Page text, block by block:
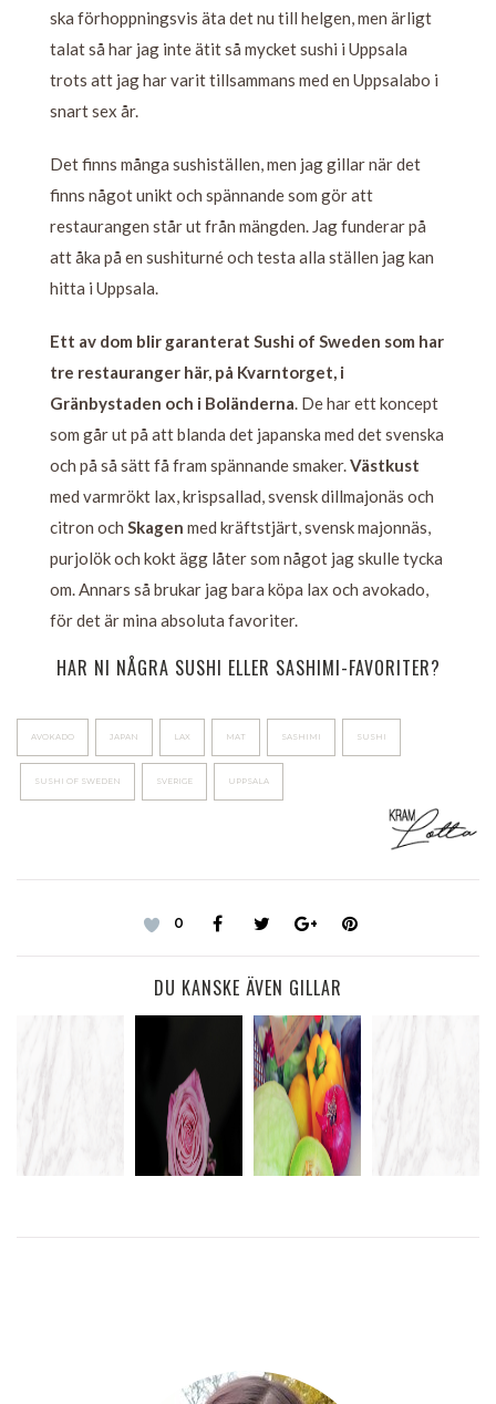
ska förhoppningsvis äta det nu till helgen, men ärligt
talat så har jag inte ätit så mycket sushi i Uppsala
trots att jag har varit tillsammans med en Uppsalabo i
snart sex år.
Det finns många sushiställen, men jag gillar när det
finns något unikt och spännande som gör att
restaurangen står ut från mängden. Jag funderar på
att åka på en sushiturné och testa alla ställen jag kan
hitta i Uppsala.
Ett av dom blir garanterat Sushi of Sweden som har
tre restauranger här, på Kvarntorget, i
Gränbystaden och i Boländerna. De har ett koncept
som går ut på att blanda det japanska med det svenska
och på så sätt få fram spännande smaker.Västkust
med varmrökt lax, krispsallad, svensk dillmajonäs och
citron och Skagen med kräftstjärt, svensk majonnäs,
purjolök och kokt ägg låter som något jag skulle tycka
om. Annars så brukar jag bara köpa lax och avokado,
för det är mina absoluta favoriter.
HAR NI NÅGRA SUSHI ELLER SASHIMI-FAVORITER?
AVOKADO JAPAN LAX MAT SASHIMI SUSHI
SUSHI OF SWEDEN SVERIGE UPPSALA
0
DU KANSKE ÄVEN GILLAR
LÄS MER